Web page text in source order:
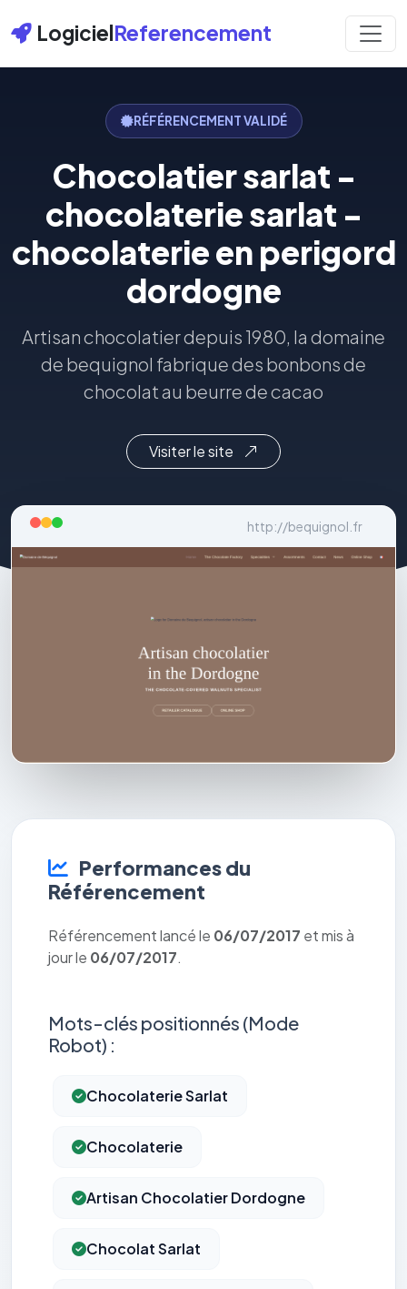
LogicielReferencement
RÉFÉRENCEMENT VALIDÉ
Chocolatier sarlat -
chocolaterie sarlat -
chocolaterie en perigord
dordogne
Artisan chocolatier depuis 1980, la domaine
de bequignol fabrique des bonbons de
chocolat au beurre de cacao
Visiter le site
http://bequignol.fr
Performances du
Référencement
Référencement lancé le 06/07/2017 et mis à
jour le 06/07/2017.
Mots-clés positionnés (Mode
Robot) :
Chocolaterie Sarlat
Chocolaterie
Artisan Chocolatier Dordogne
Chocolat Sarlat